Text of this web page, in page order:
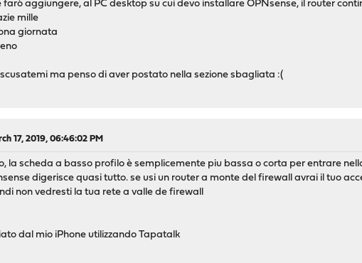
farò aggiungere, al PC desktop su cui devo installare OPNsense, il router
mille
giornata
ma penso di aver postato nella sezione sbagliata :(
17, 2019, 06:46:02 PM
la scheda a basso profilo è semplicemente piu bassa o corta per entrare
digerisce quasi tutto. se usi un router a monte del firewall avrai il tuo
non vedresti la tua rete a valle de firewall
dal mio iPhone utilizzando Tapatalk